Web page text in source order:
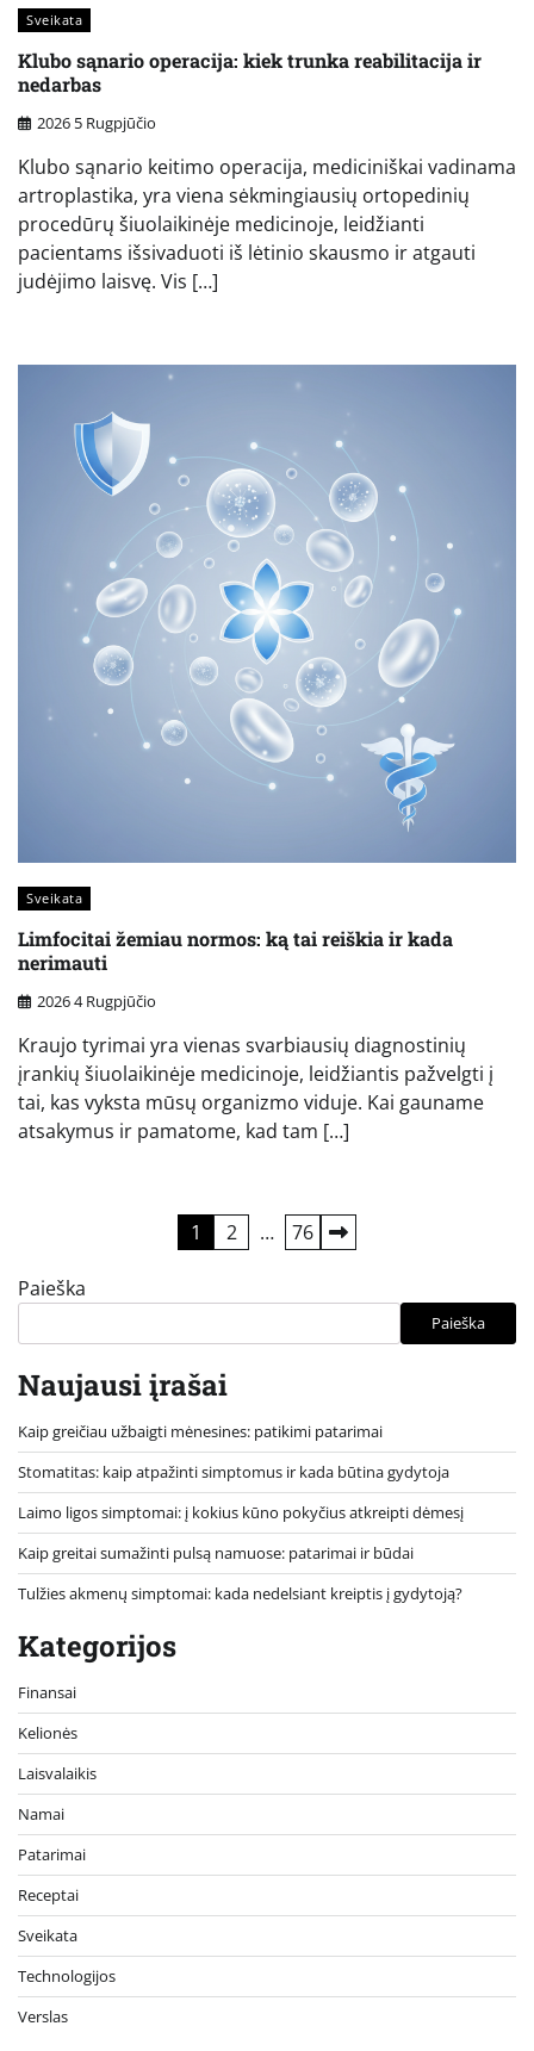
Sveikata
Klubo sąnario operacija: kiek trunka reabilitacija ir
nedarbas
2026 5 Rugpjūčio
Klubo sąnario keitimo operacija, mediciniškai vadinama
artroplastika, yra viena sėkmingiausių ortopedinių
procedūrų šiuolaikinėje medicinoje, leidžianti
pacientams išsivaduoti iš lėtinio skausmo ir atgauti
judėjimo laisvę. Vis […]
Sveikata
Limfocitai žemiau normos: ką tai reiškia ir kada
nerimauti
2026 4 Rugpjūčio
Kraujo tyrimai yra vienas svarbiausių diagnostinių
įrankių šiuolaikinėje medicinoje, leidžiantis pažvelgti į
tai, kas vyksta mūsų organizmo viduje. Kai gauname
atsakymus ir pamatome, kad tam […]
puslapiavimas
1 2 … 76
Paieška
Paieška
Naujausi įrašai
Kaip greičiau užbaigti mėnesines: patikimi patarimai
Stomatitas: kaip atpažinti simptomus ir kada būtina gydytoja
Laimo ligos simptomai: į kokius kūno pokyčius atkreipti dėmesį
Kaip greitai sumažinti pulsą namuose: patarimai ir būdai
Tulžies akmenų simptomai: kada nedelsiant kreiptis į gydytoją?
Kategorijos
Finansai
Kelionės
Laisvalaikis
Namai
Patarimai
Receptai
Sveikata
Technologijos
Verslas